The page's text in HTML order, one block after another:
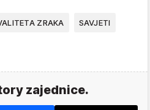
ZRAKA SAVJETI
zajednice.